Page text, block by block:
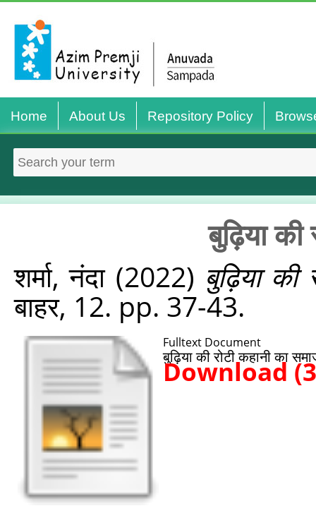
Home About Us Repository Policy
बुढ़िया
शर्मा, नंदा(2022) बुढ़िया की
बाहर, 12. pp. 37-43.
Fulltext Document
बुढ़िया की रोटी कहानी का
Download